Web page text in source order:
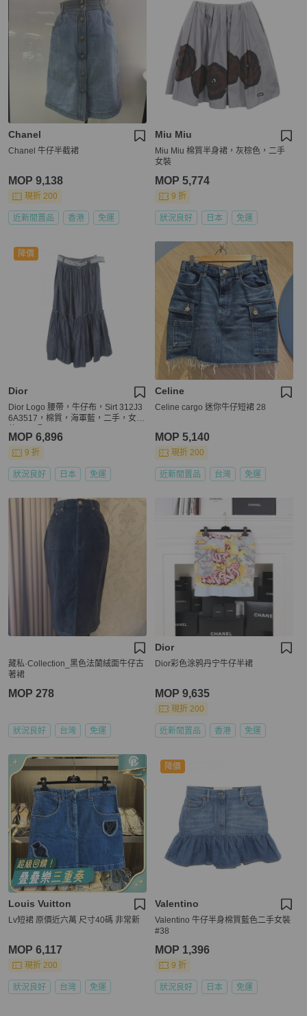
Chanel
Chanel 牛仔半截裙
MOP 9,138
現折 200
近新閒置品 香港 免運
Miu Miu
Miu Miu 棉質半身裙，灰棕色，二手
女裝
MOP 5,774
9 折
狀況良好 日本 免運
降價
Dior
Dior Logo 腰帶，牛仔布，Sirt 312J3
6A3517，棉質，海軍藍，二手，女
MOP 6,896
9 折
狀況良好 日本 免運
Celine
Celine cargo 迷你牛仔短裙 28
MOP 5,140
現折 200
近新閒置品 台灣 免運
藏私·Collection_黑色法蘭絨面牛仔古
著裙
MOP 278
狀況良好 台灣 免運
Dior
Dior彩色涂鸦丹宁牛仔半裙
MOP 9,635
現折 200
近新閒置品 香港 免運
Louis Vuitton
Lv短裙 原價近六萬 尺寸40碼 非常新
MOP 6,117
現折 200
狀況良好 台灣 免運
降價
Valentino
Valentino 牛仔半身棉質藍色二手女裝
#38
MOP 1,396
9 折
狀況良好 日本 免運